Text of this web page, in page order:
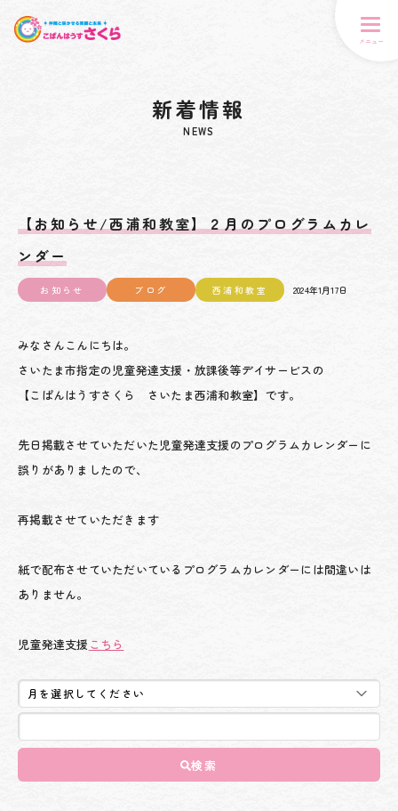
メニュー
新着情報
NEWS
【お知らせ/西浦和教室】２月のプログラムカレ
ンダー
お知らせ ブログ 西浦和教室 2024年1月17日
みなさんこんにちは。
さいたま市指定の児童発達支援・放課後等デイサービスの
【こぱんはうすさくら さいたま西浦和教室】です。
先日掲載させていただいた児童発達支援のプログラムカレンダーに
誤りがありましたので、
再掲載させていただきます
紙で配布させていただいているプログラムカレンダーには間違いは
ありません。
児童発達支援 こちら
検索